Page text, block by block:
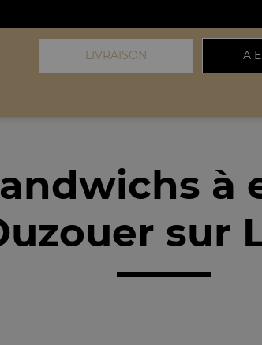
LIVRAISON A
à
sur